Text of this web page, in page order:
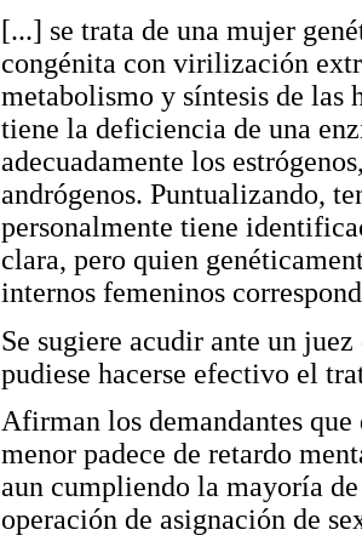
[...] se trata de una mujer
congénita con virilización
metabolismo y síntesis de las
tiene la deficiencia de una
adecuadamente los
andrógenos. Puntualizando,
personalmente tiene
clara, pero quien
internos femeninos
Se sugiere acudir ante un
pudiese hacerse efectivo el
Afirman los demandantes
menor padece de retardo
aun cumpliendo la mayoría
operación de asignación de